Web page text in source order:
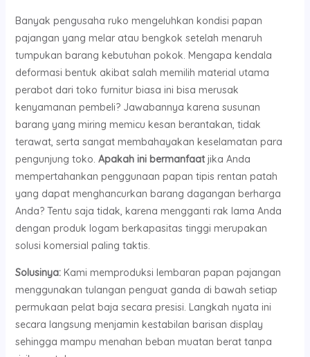
Banyak pengusaha ruko mengeluhkan kondisi papan
pajangan yang melar atau bengkok setelah menaruh
tumpukan barang kebutuhan pokok. Mengapa kendala
deformasi bentuk akibat salah memilih material utama
perabot dari toko furnitur biasa ini bisa merusak
kenyamanan pembeli? Jawabannya karena susunan
barang yang miring memicu kesan berantakan, tidak
terawat, serta sangat membahayakan keselamatan para
pengunjung toko. Apakah ini bermanfaatjika Anda
mempertahankan penggunaan papan tipis rentan patah
yang dapat menghancurkan barang dagangan berharga
Anda? Tentu saja tidak, karena mengganti rak lama Anda
dengan produk logam berkapasitas tinggi merupakan
solusi komersial paling taktis.
Solusinya:Kami memproduksi lembaran papan pajangan
menggunakan tulangan penguat ganda di bawah setiap
permukaan pelat baja secara presisi. Langkah nyata ini
secara langsung menjamin kestabilan barisan display
sehingga mampu menahan beban muatan berat tanpa